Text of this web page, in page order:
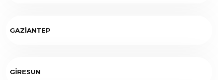
GAZİANTEP
GİRESUN